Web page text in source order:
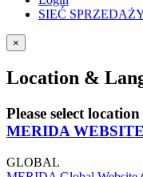
SIEĆ
×
Location &
Please select
MERIDA WEBSITE
GLOBAL